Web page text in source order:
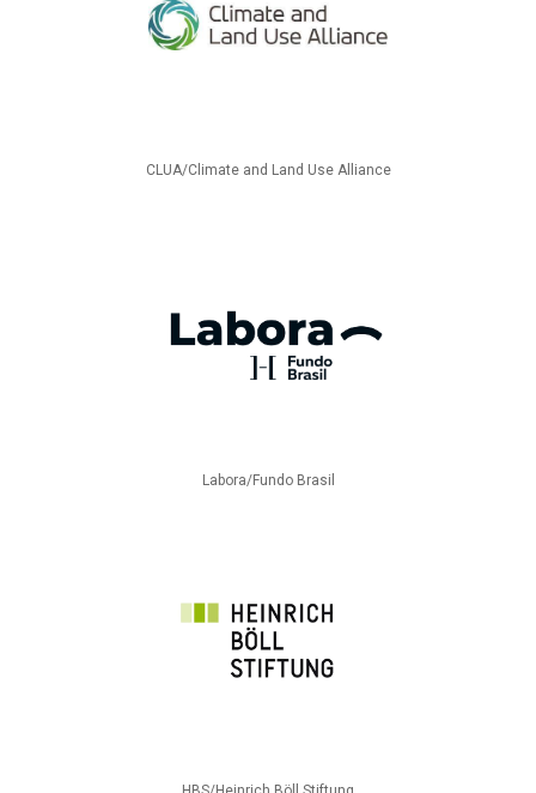
CLUA/Climate and Land Use Alliance
Labora/Fundo Brasil